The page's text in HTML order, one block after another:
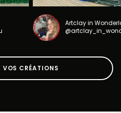
Artclay in
VOS CRÉATIONS